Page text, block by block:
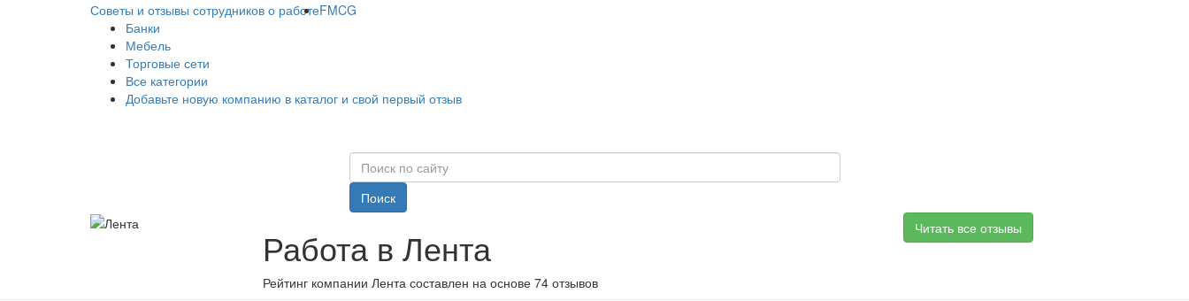
Советы и отзывы сотрудников о работеFMCG
Банки
Мебель
Торговые сети
Все категории
Добавьте новую компанию в каталог и свой первый отзыв
Поиск
Работа в Лента
Рейтинг компании Лента составлен на основе 74 отзывов
Читать все отзывы